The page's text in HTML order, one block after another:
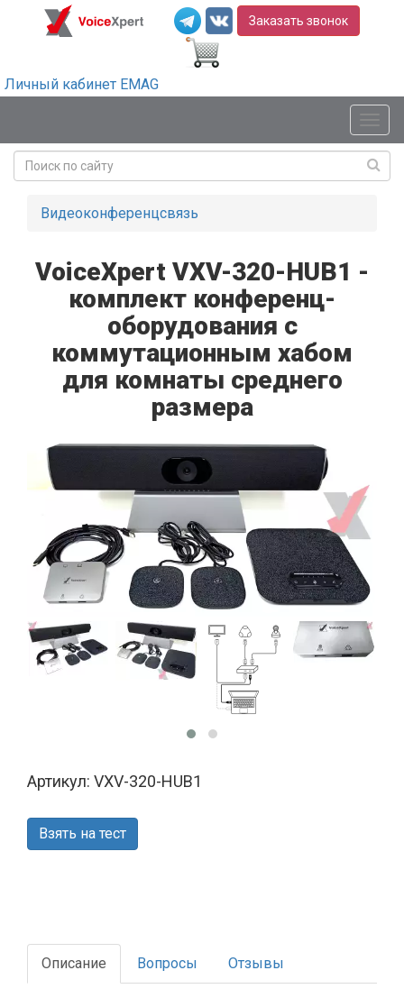
Заказать звонок
Личный кабинет EMAG
Видеоконференцсвязь
VoiceXpert VXV-320-HUB1 -
комплект конференц-
оборудования с
коммутационным хабом
для комнаты среднего
размера
Артикул: VXV-320-HUB1
Взять на тест
Описание Вопросы Отзывы